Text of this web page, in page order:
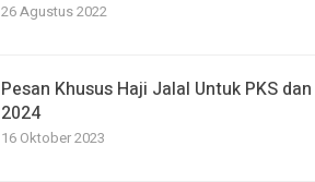
26 Agustus 2022
Pesan Khusus Haji Jalal Untuk PKS
2024
16 Oktober 2023